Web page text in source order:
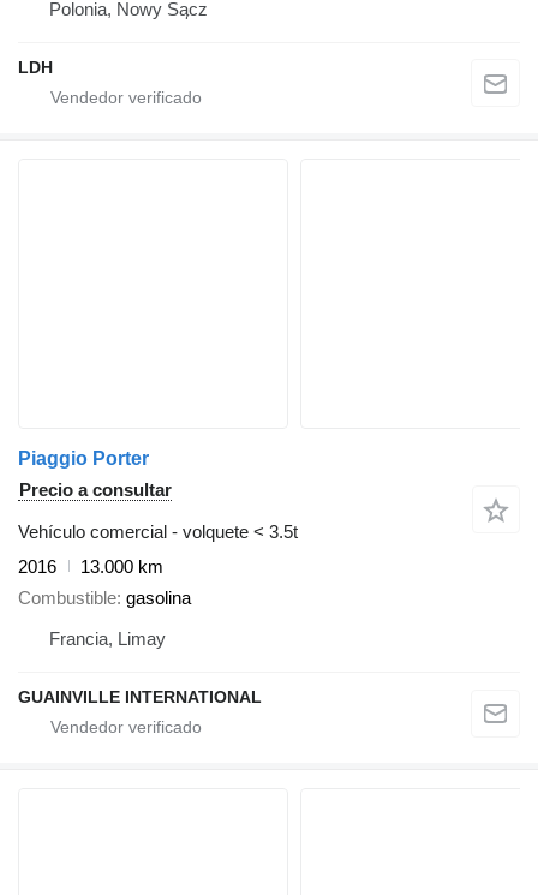
Polonia, Nowy Sącz
LDH
Piaggio Porter
Precio a consultar
Vehículo comercial - volquete < 3.5t
2016
13.000 km
Combustible gasolina
Francia, Limay
GUAINVILLE INTERNATIONAL